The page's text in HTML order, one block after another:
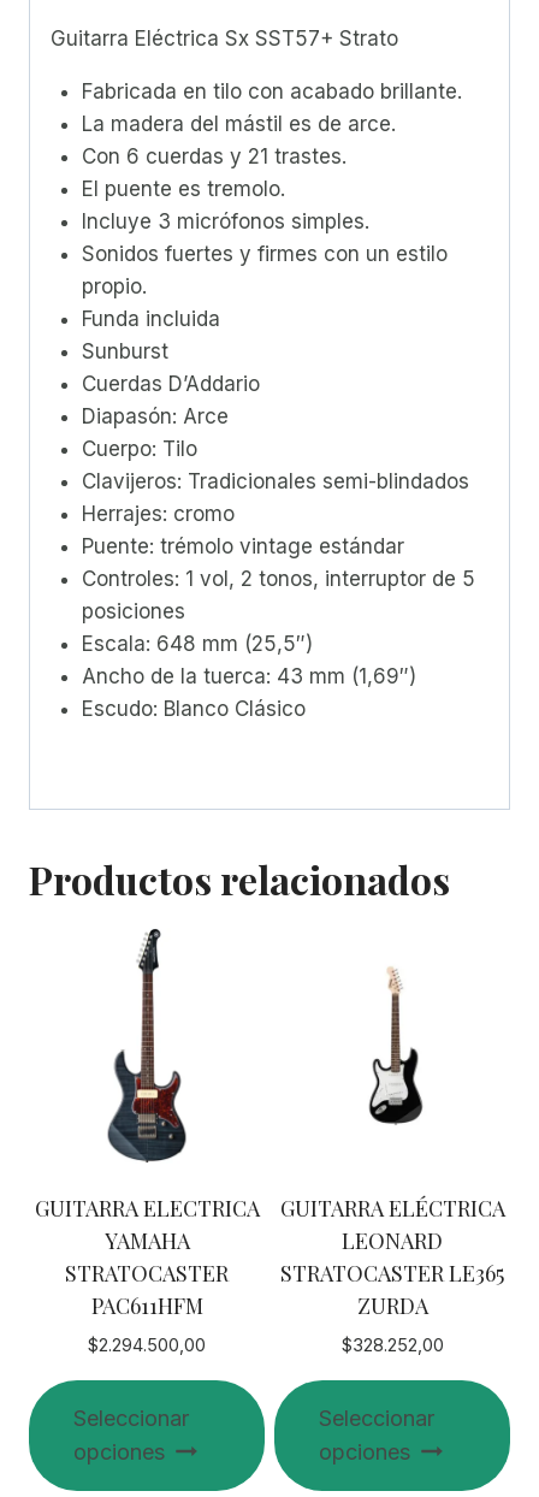
Guitarra Eléctrica Sx SST57+ Strato
Fabricada en tilo con acabado brillante.
La madera del mástil es de arce.
Con 6 cuerdas y 21 trastes.
El puente es tremolo.
Incluye 3 micrófonos simples.
Sonidos fuertes y firmes con un estilo
propio.
Funda incluida
Sunburst
Cuerdas D’Addario
Diapasón: Arce
Cuerpo: Tilo
Clavijeros: Tradicionales semi-blindados
Herrajes: cromo
Puente: trémolo vintage estándar
Controles: 1 vol, 2 tonos, interruptor de 5
posiciones
Escala: 648 mm (25,5″)
Ancho de la tuerca: 43 mm (1,69″)
Escudo: Blanco Clásico
Productos relacionados
GUITARRA ELECTRICA
YAMAHA
STRATOCASTER
PAC611HFM
$2.294.500,00
Seleccionar
opciones
GUITARRA ELÉCTRICA
LEONARD
STRATOCASTER LE365
ZURDA
$328.252,00
Seleccionar
opciones